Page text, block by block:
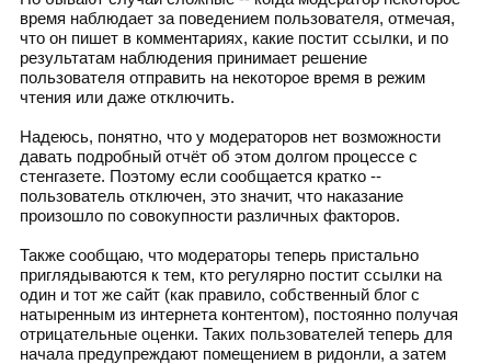
время наблюдает за поведением пользователя, отмечая,
что он пишет в комментариях, какие постит ссылки, и по
результатам наблюдения принимает решение
пользователя отправить на некоторое время в режим
чтения или даже отключить.
Надеюсь, понятно, что у модераторов нет возможности
давать подробный отчёт об этом долгом процессе с
стенгазете. Поэтому если сообщается кратко --
пользователь отключен, это значит, что наказание
произошло по совокупности различных факторов.
Также сообщаю, что модераторы теперь пристально
приглядываются к тем, кто регулярно постит ссылки на
один и тот же сайт (как правило, собственный блог с
натыренным из интернета контентом), постоянно получая
отрицательные оценки. Таких пользователей теперь для
начала предупреждают помещением в ридонли, а затем